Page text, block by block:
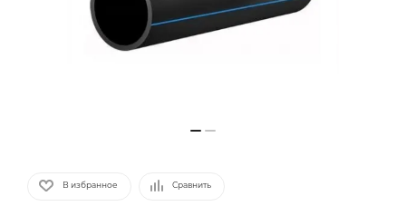
В избранное Сравнить